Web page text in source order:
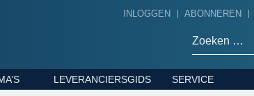
INLOGGEN ABONNEREN
LEVERANCIERSGIDS SERVICE